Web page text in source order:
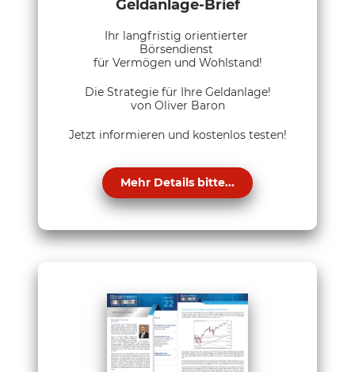
Geldanlage-Brief
Ihr langfristig orientierter
Börsendienst
für Vermögen und Wohlstand!
Die Strategie für Ihre Geldanlage!
von Oliver Baron
Jetzt informieren und kostenlos testen!
Mehr Details bitte...